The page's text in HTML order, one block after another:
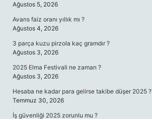
Ağustos 5, 2026
Avans faiz oranı yıllık mı ?
Ağustos 4, 2026
3 parça kuzu pirzola kaç gramdır ?
Ağustos 3, 2026
2025 Elma Festivali ne zaman ?
Ağustos 3, 2026
Hesaba ne kadar para gelirse takibe düşer 2025 ?
Temmuz 30, 2026
İş güvenliği 2025 zorunlu mu ?